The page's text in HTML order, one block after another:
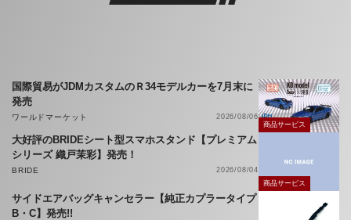
国際貿易がJDMカスタムのＲ34モデルカーを7月末に
発売
ワールドマーケット
2026/08/06
商品サービス
大好評のBRIDEシート型スマホスタンド【プレミアム
シリーズ 織戸茉彩】発売！
BRIDE
2026/08/04
商品サービス
サイドエアバッグキャンセラー【純正カプラータイプ
B・C】発売!!